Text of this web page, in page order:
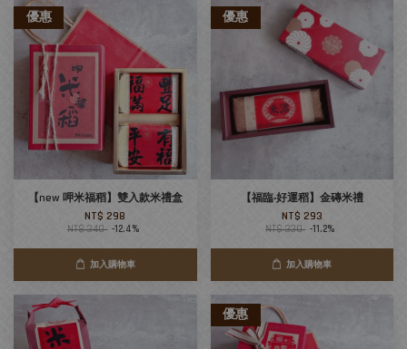
優惠
【new 呷米福稻】雙入款米禮盒
NT$ 298
NT$ 340 -12.4%
加入購物車
優惠
【福臨‧好運稻】金磚米禮
NT$ 293
NT$ 330 -11.2%
加入購物車
優惠